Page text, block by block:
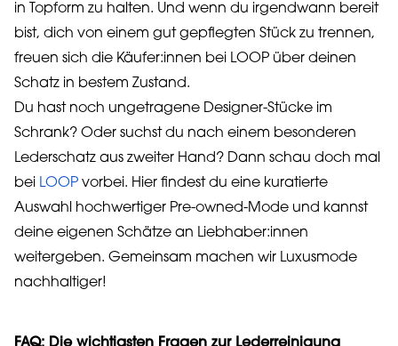
in Topform zu halten. Und wenn du irgendwann bereit
bist, dich von einem gut gepflegten Stück zu trennen,
freuen sich die Käufer:innen bei LOOP über deinen
Schatz in bestem Zustand.
Du hast noch ungetragene Designer-Stücke im
Schrank? Oder suchst du nach einem besonderen
Lederschatz aus zweiter Hand? Dann schau doch mal
bei LOOP vorbei. Hier findest du eine kuratierte
Auswahl hochwertiger Pre-owned-Mode und kannst
deine eigenen Schätze an Liebhaber:innen
weitergeben. Gemeinsam machen wir Luxusmode
nachhaltiger!